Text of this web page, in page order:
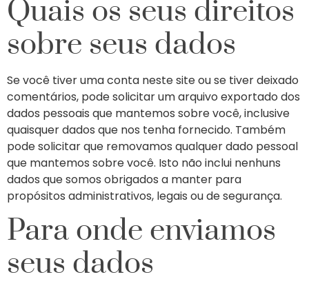
Quais os seus direitos
sobre seus dados
Se você tiver uma conta neste site ou se tiver deixado
comentários, pode solicitar um arquivo exportado dos
dados pessoais que mantemos sobre você, inclusive
quaisquer dados que nos tenha fornecido. Também
pode solicitar que removamos qualquer dado pessoal
que mantemos sobre você. Isto não inclui nenhuns
dados que somos obrigados a manter para
propósitos administrativos, legais ou de segurança.
Para onde enviamos
seus dados